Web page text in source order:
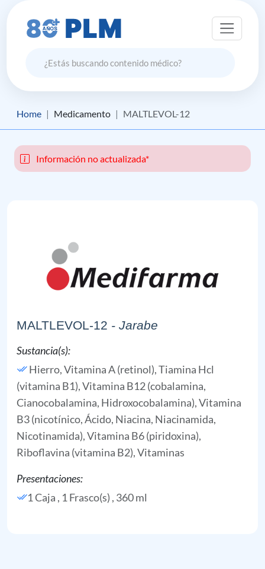
Home Medicamento MALTLEVOL-12
Información no actualizada*
MALTLEVOL-12 - Jarabe
Sustancia(s):
Hierro,Vitamina A (retinol),Tiamina Hcl
(vitamina B1),Vitamina B12 (cobalamina,
Cianocobalamina, Hidroxocobalamina),Vitamina
B3 (nicotínico, Ácido, Niacina, Niacinamida,
Nicotinamida),Vitamina B6 (piridoxina),
Riboflavina (vitamina B2),Vitaminas
Presentaciones:
1 Caja , 1 Frasco(s) , 360 ml